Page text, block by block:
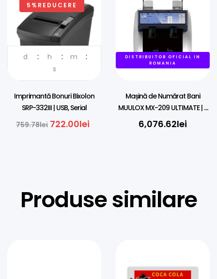
5%REDUCERE
DISTRIBUITOR OFICIAL IN
d h
m
s
Imprimantă Bonuri Bixolon
SRP-332III | USB, Serial
759.78lei 722.00lei
DISTRIBUITOR OFICIAL IN
ROMANIA
Mașină de Numărat Bani
MUULOX MX-209 ULTIMATE | 2
Buzunare, Touchscreen &
Imprimantă
6,076.62lei
Produse similare